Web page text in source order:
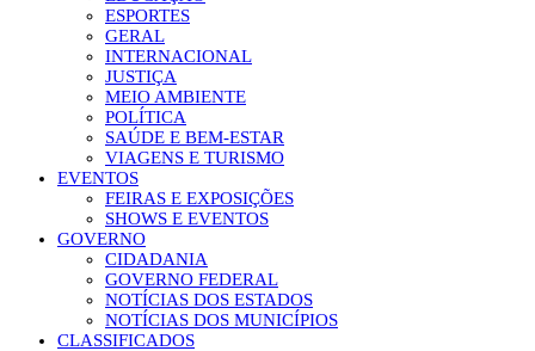
ESPORTES
GERAL
INTERNACIONAL
JUSTIÇA
MEIO AMBIENTE
POLÍTICA
SAÚDE E BEM-ESTAR
VIAGENS E TURISMO
EVENTOS
FEIRAS E EXPOSIÇÕES
SHOWS E EVENTOS
GOVERNO
CIDADANIA
GOVERNO FEDERAL
NOTÍCIAS DOS ESTADOS
NOTÍCIAS DOS MUNICÍPIOS
CLASSIFICADOS